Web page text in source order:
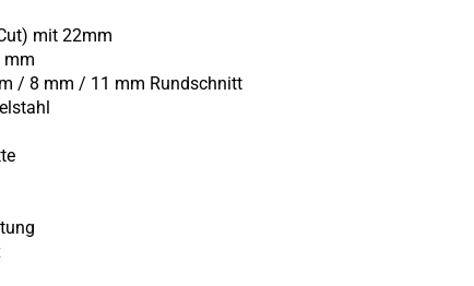
mit 22mm
mm
/ 8 mm / 11 mm Rundschnitt